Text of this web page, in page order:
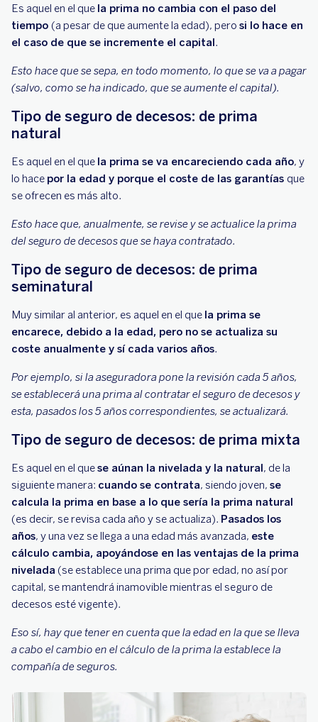
Es aquel en el que la prima no cambia con el paso del
tiempo (a pesar de que aumente la edad), pero si lo hace en
el caso de que se incremente el capital.
Esto hace que se sepa, en todo momento, lo que se va a pagar
(salvo, como se ha indicado, que se aumente el capital).
Tipo de seguro de decesos: de prima
natural
Es aquel en el que la prima se va encareciendo cada año, y
lo hace por la edad y porque el coste de las garantías que
se ofrecen es más alto.
Esto hace que, anualmente, se revise y se actualice la prima
del seguro de decesos que se haya contratado.
Tipo de seguro de decesos: de prima
seminatural
Muy similar al anterior, es aquel en el que la prima se
encarece, debido a la edad, pero no se actualiza su
coste anualmente y sí cada varios años.
Por ejemplo, si la aseguradora pone la revisión cada 5 años,
se establecerá una prima al contratar el seguro de decesos y
esta, pasados los 5 años correspondientes, se actualizará.
Tipo de seguro de decesos: de prima mixta
Es aquel en el quese aúnan la nivelada y la natural, de la
siguiente manera: cuando se contrata, siendo joven, se
calcula la prima en base a lo que sería la prima natural
(es decir, se revisa cada año y se actualiza). Pasados los
años, y una vez se llega a una edad más avanzada, este
cálculo cambia, apoyándose en las ventajas de la prima
nivelada (se establece una prima que por edad, no así por
capital, se mantendrá inamovible mientras el seguro de
decesos esté vigente).
Eso sí, hay que tener en cuenta que la edad en la que se lleva
a cabo el cambio en el cálculo de la prima la establece la
compañía de seguros.